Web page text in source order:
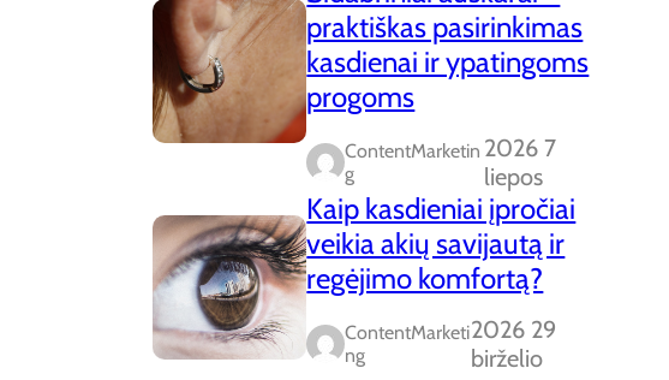
praktiškas pasirinkimas
kasdienai ir ypatingoms
progoms
ContentMarketin
G
2026 7
liepos
Kaip kasdieniai įpročiai
veikia akių savijautą ir
regėjimo komfortą?
ContentMarketi
Ng
2026 29
birželio